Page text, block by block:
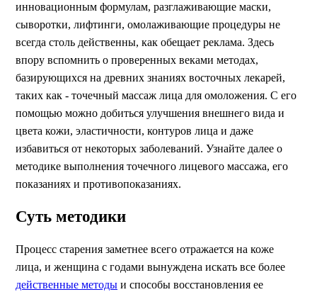
инновационным формулам, разглаживающие маски,
сыворотки, лифтинги, омолаживающие процедуры не
всегда столь действенны, как обещает реклама. Здесь
впору вспомнить о проверенных веками методах,
базирующихся на древних знаниях восточных лекарей,
таких как - точечный массаж лица для омоложения. С его
помощью можно добиться улучшения внешнего вида и
цвета кожи, эластичности, контуров лица и даже
избавиться от некоторых заболеваний. Узнайте далее о
методике выполнения точечного лицевого массажа, его
показаниях и противопоказаниях.
Суть методики
Процесс старения заметнее всего отражается на коже
лица, и женщина с годами вынуждена искать все более
действенные методы и способы восстановления ее